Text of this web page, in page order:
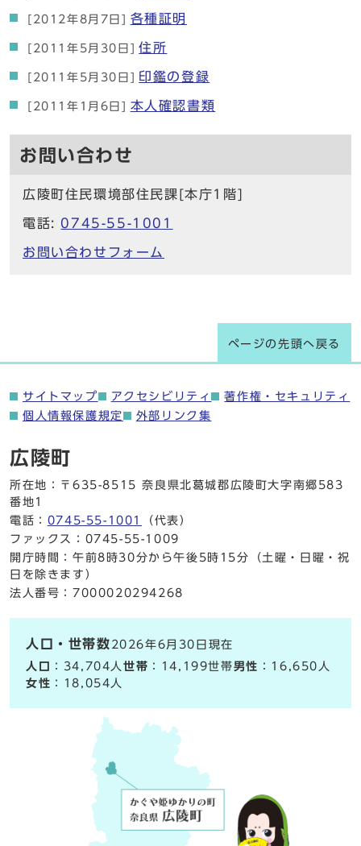
[2012年8月7日] 各種証明
[2011年5月30日] 住所
[2011年5月30日] 印鑑の登録
[2011年1月6日] 本人確認書類
お問い合わせ
広陵町住民環境部住民課[本庁1階]
電話: 0745-55-1001
お問い合わせフォーム
ページの先頭へ戻る
サイトマップ アクセシビリティ
著作権・セキュリティ
個人情報保護規定
外部リンク集
広陵町
所在地：〒635-8515 奈良県北葛城郡広陵町大字南郷583
番地1
電話： 0745-55-1001
（代表）
ファックス：0745-55-1009
開庁時間：午前8時30分から午後5時15分（土曜・日曜・祝
日を除きます）
法人番号：7000020294268
人口・世帯数 2026年6月30日現在
人口
：34,704人世帯 ：14,199世帯男性 ：16,650人
女性 ：18,054人